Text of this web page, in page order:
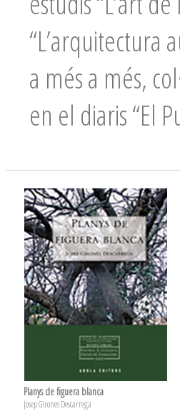
“L’arquitectura
a més a més,
en el diaris “El
Planys de figuera blanca
Josep Girones Descarrega